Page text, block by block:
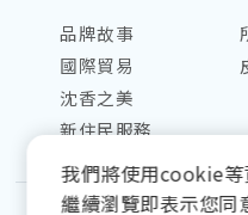
品牌故事
國際貿易
沈香之美
新住民服務
我們將使用cookie等
繼續瀏覽即表示您同